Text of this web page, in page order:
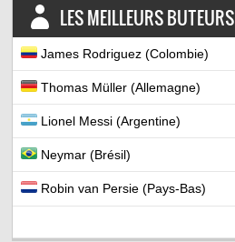
LES MEILLEURS BUTEURS
James Rodriguez (Colombie)
Thomas Müller (Allemagne)
Lionel Messi (Argentine)
Neymar (Brésil)
Robin van Persie (Pays-Bas)